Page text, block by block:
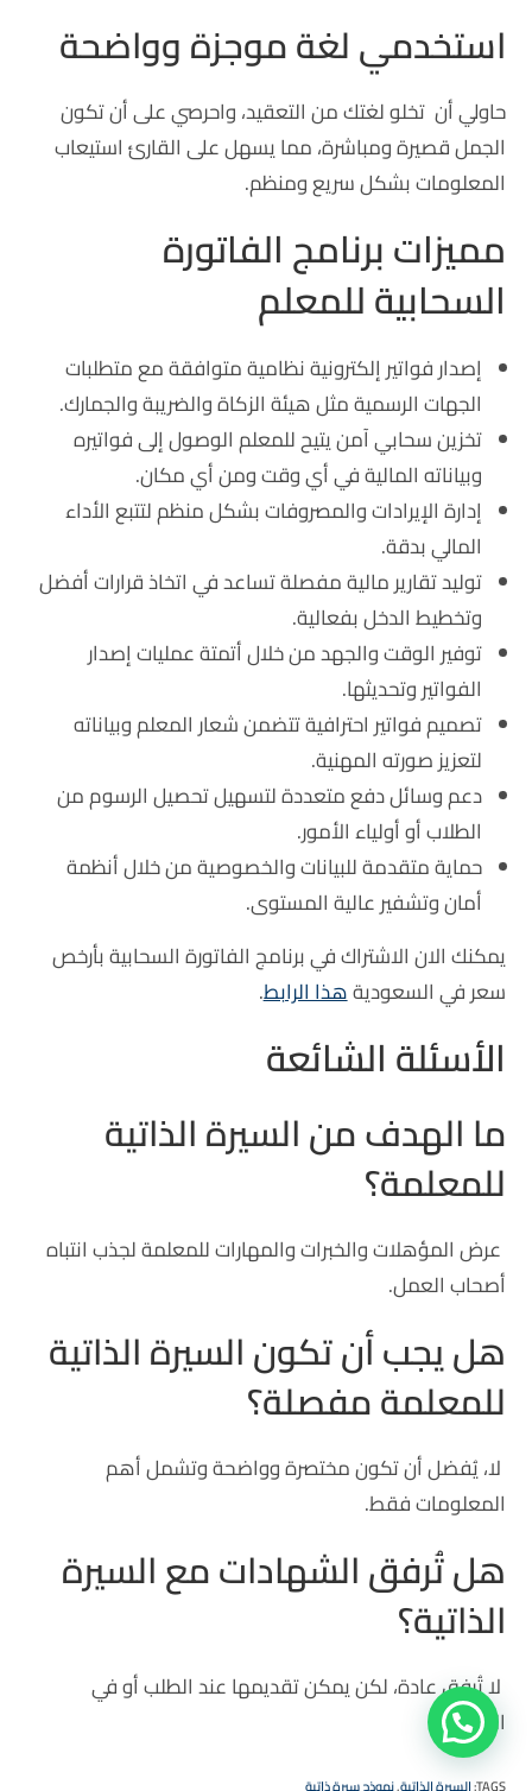
استخدمي لغة موجزة وواضحة
حاولي أن تخلو لغتك من التعقيد، واحرصي على أن تكون
الجمل قصيرة ومباشرة، مما يسهل على القارئ استيعاب
المعلومات بشكل سريع ومنظم.
مميزات برنامج الفاتورة
السحابية للمعلم
إصدار فواتير إلكترونية نظامية متوافقة مع متطلبات
الجهات الرسمية مثل هيئة الزكاة والضريبة والجمارك.
تخزين سحابي آمن يتيح للمعلم الوصول إلى فواتيره
وبياناته المالية في أي وقت ومن أي مكان.
إدارة الإيرادات والمصروفات بشكل منظم لتتبع الأداء
المالي بدقة.
توليد تقارير مالية مفصلة تساعد في اتخاذ قرارات أفضل
وتخطيط الدخل بفعالية.
توفير الوقت والجهد من خلال أتمتة عمليات إصدار
الفواتير وتحديثها.
تصميم فواتير احترافية تتضمن شعار المعلم وبياناته
لتعزيز صورته المهنية.
دعم وسائل دفع متعددة لتسهيل تحصيل الرسوم من
الطلاب أو أولياء الأمور.
حماية متقدمة للبيانات والخصوصية من خلال أنظمة
أمان وتشفير عالية المستوى.
يمكنك الان الاشتراك في برنامج الفاتورة السحابية بأرخص
سعر في السعوديةهذا الرابط.
الأسئلة الشائعة
ما الهدف من السيرة الذاتية
للمعلمة؟
عرض المؤهلات والخبرات والمهارات للمعلمة لجذب انتباه
أصحاب العمل.
هل يجب أن تكون السيرة الذاتية
للمعلمة مفصلة؟
لا، يُفضل أن تكون مختصرة وواضحة وتشمل أهم
المعلومات فقط.
هل تُرفق الشهادات مع السيرة
الذاتية؟
لا تُرفق عادة، لكن يمكن تقديمها عند الطلب أو في
المقابلة.